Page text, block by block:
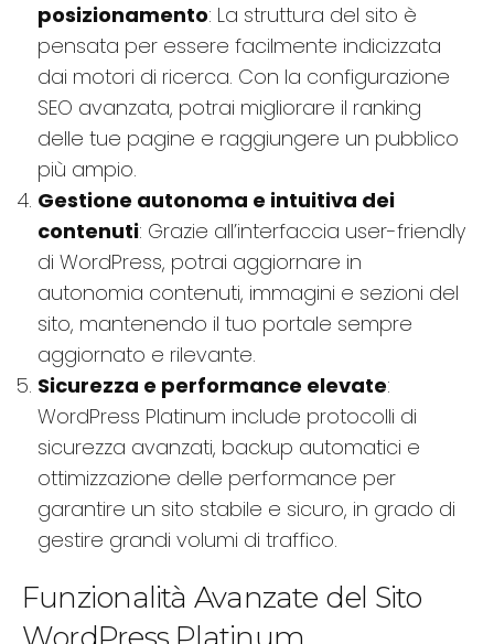
posizionamento: La struttura del sito è
pensata per essere facilmente indicizzata
dai motori di ricerca. Con la configurazione
SEO avanzata, potrai migliorare il ranking
delle tue pagine e raggiungere un pubblico
più ampio.
Gestione autonoma e intuitiva dei
contenuti: Grazie all’interfaccia user-friendly
di WordPress, potrai aggiornare in
autonomia contenuti, immagini e sezioni del
sito, mantenendo il tuo portale sempre
aggiornato e rilevante.
Sicurezza e performance elevate:
WordPress Platinum include protocolli di
sicurezza avanzati, backup automatici e
ottimizzazione delle performance per
garantire un sito stabile e sicuro, in grado di
gestire grandi volumi di traffico.
Funzionalità Avanzate del Sito